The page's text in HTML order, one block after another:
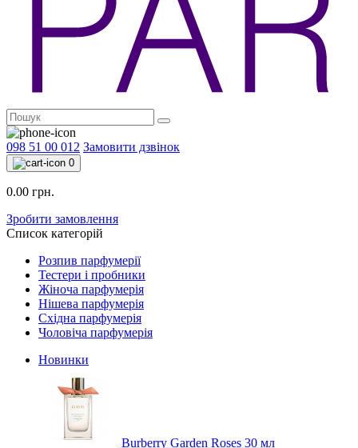
098 51 00 012 Замовити дзвінок
0
0.00 грн.
Зробити замовлення
Список категорій
Розпив парфумерії
Тестери і пробники
Жіноча парфумерія
Нішева парфумерія
Східна парфумерія
Чоловіча парфумерія
Новинки
Burberry Garden Roses 30 мл